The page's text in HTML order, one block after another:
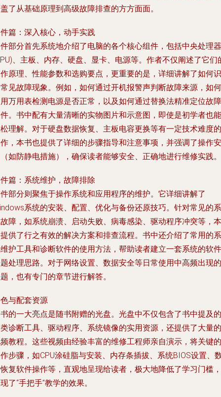
了从基础原理到高级故障排查的方方面面。
篇：深入核心，动手实践
部分首先系统地介绍了电脑的各个核心组件，包括中央处理器
、主板、内存、硬盘、显卡、电源等。作者不仅阐述了它们
原理、性能参数和选购要点，更重要的是，详细讲解了如何识
见故障现象。例如，如何通过开机报警声判断故障来源，如何
万用表检测电源是否正常，以及如何通过替换法精准定位故障
。书中配有大量清晰的实物图片和示意图，即使是初学者也能
理解。对于硬盘数据恢复、主板电容更换等有一定技术难度的
，本书也提供了详细的步骤指导和注意事项，并强调了操作安
如防静电措施），确保读者能够安全、正确地进行维修实践。
篇：系统维护，故障排除
部分则聚焦于操作系统和应用程序的维护。它详细讲解了
系统的安装、配置、优化与备份还原技巧。针对常见的系
障，如系统崩溃、启动失败、病毒感染、驱动程序冲突等，本
供了行之有效的解决方案和排查流程。书中还介绍了常用的系
护工具和诊断软件的使用方法，帮助读者建立一套系统的软件
处理思路。对于网络设置、数据安全等日常使用中高频出现的
，也有专门的章节进行解答。
与配套资源
的一大亮点是随书附赠的光盘。光盘中不仅包含了书中提及的
诊断工具、驱动程序、系统镜像的实用资源，还提供了大量的
教程。这些视频由经验丰富的维修工程师亲自演示，将关键的
步骤，如CPU涂硅脂与安装、内存条插拔、系统BIOS设置、
复软件操作等，直观地呈现给读者，极大地降低了学习门槛，
了“手把手”教学的效果。